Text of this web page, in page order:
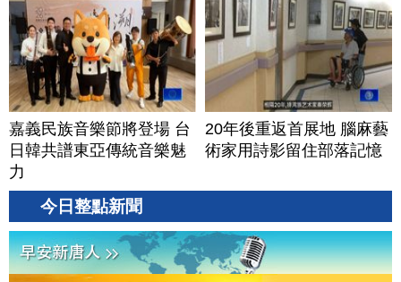
嘉義民族音樂節將登場 台
日韓共譜東亞傳統音樂魅
力
20年後重返首展地 腦麻藝
術家用詩影留住部落記憶
今日整點新聞